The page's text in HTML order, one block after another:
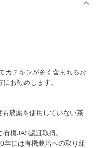
カテキンが多く含まれるお
お勧めします。
農薬を使用していない茶
機JAS認証取得。
年には有機栽培への取り組